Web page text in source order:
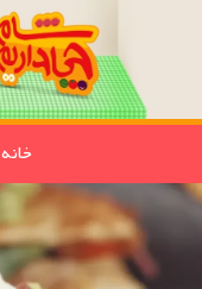
خانه